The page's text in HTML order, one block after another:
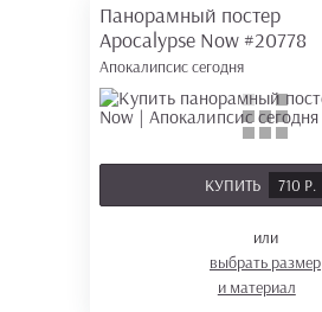
Панорамный постер
Apocalypse Now #20778
Апокалипсис сегодня
КУПИТЬ 710 Р.
или
выбрать размер
и материал